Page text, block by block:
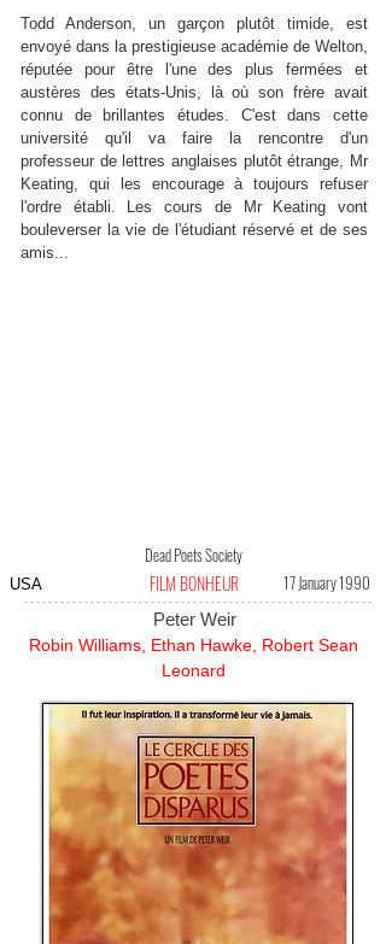
Todd Anderson, un garçon plutôt timide, est
envoyé dans la prestigieuse académie de Welton,
réputée pour être l'une des plus fermées et
austères des états-Unis, là où son frère avait
connu de brillantes études. C'est dans cette
université qu'il va faire la rencontre d'un
professeur de lettres anglaises plutôt étrange, Mr
Keating, qui les encourage à toujours refuser
l'ordre établi. Les cours de Mr Keating vont
bouleverser la vie de l'étudiant réservé et de ses
amis...
Dead Poets Society
USA FILM BONHEUR 17 January 1990
Peter Weir
Robin Williams, Ethan Hawke, Robert Sean
Leonard